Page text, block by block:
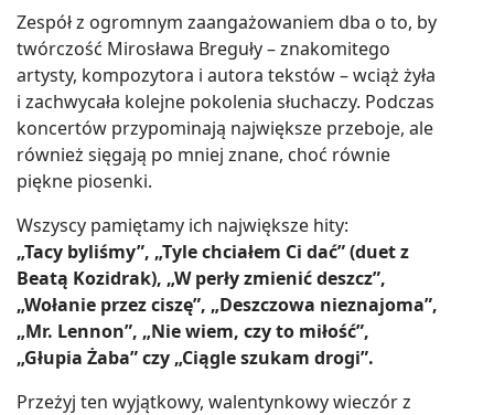
Zespół z ogromnym zaangażowaniem dba o to, by
twórczość Mirosława Breguły – znakomitego
artysty, kompozytora i autora tekstów – wciąż żyła
i zachwycała kolejne pokolenia słuchaczy. Podczas
koncertów przypominają największe przeboje, ale
również sięgają po mniej znane, choć równie
piękne piosenki.
Wszyscy pamiętamy ich największe hity:
„Tacy byliśmy”, „Tyle chciałem Ci dać” (duet z
Beatą Kozidrak), „W perły zmienić deszcz”,
„Wołanie przez ciszę”, „Deszczowa nieznajoma”,
„Mr. Lennon”, „Nie wiem, czy to miłość”,
„Głupia Żaba” czy „Ciągle szukam drogi”.
Przeżyj ten wyjątkowy, walentynkowy wieczór z